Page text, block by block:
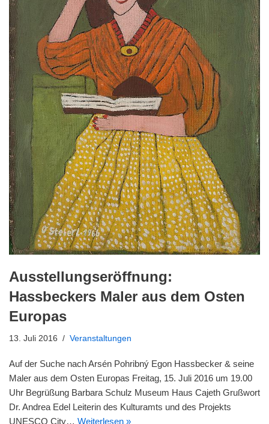
Ausstellungseröffnung:
Hassbeckers Maler aus dem Osten
Europas
13. Juli 2016 Veranstaltungen
Auf der Suche nach Arsén Pohribný Egon Hassbecker & seine
Maler aus dem Osten Europas Freitag, 15. Juli 2016 um 19.00
Uhr Begrüßung Barbara Schulz Museum Haus Cajeth Grußwort
Dr. Andrea Edel Leiterin des Kulturamts und des Projekts
UNESCO City… Weiterlesen »